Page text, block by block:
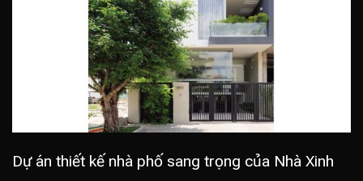
Dự án thiết kế nhà phố sang trọng của Nhà Xinh